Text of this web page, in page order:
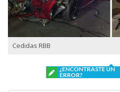
Cedidas RBB
¿ENCONTRASTE UN
ERROR?